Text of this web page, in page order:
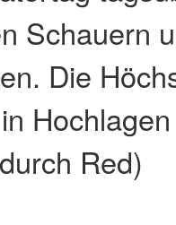
Schauern
Die
Red)